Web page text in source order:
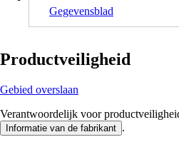
Gegevensblad
Productveiligheid
Gebied overslaan
Verantwoordelijk voor
Informatie van de fabrikant .